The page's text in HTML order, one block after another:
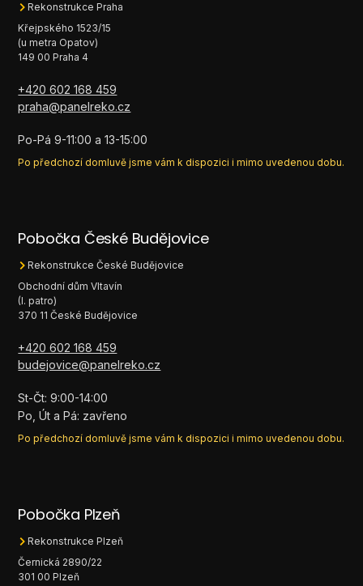
Rekonstrukce Praha
Křejpského 1523/15
(u metra Opatov)
149 00 Praha 4
+420 602 168 459
praha@panelreko.cz
Po-Pá 9-11:00 a 13-15:00
Po předchozí domluvě jsme vám k dispozici i mimo uvedenou dobu.
Pobočka České Budějovice
Rekonstrukce České Budějovice
Obchodní dům Vltavín
(I. patro)
370 11 České Budějovice
+420 602 168 459
budejovice@panelreko.cz
St-Čt: 9:00-14:00
Po, Út a Pá: zavřeno
Po předchozí domluvě jsme vám k dispozici i mimo uvedenou dobu.
Pobočka Plzeň
Rekonstrukce Plzeň
Černická 2890/22
301 00 Plzeň